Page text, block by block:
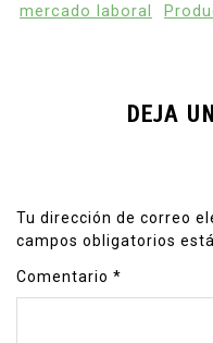
mercado laboral
DEJA
Tu dirección de correo
campos obligatorios
Comentario *